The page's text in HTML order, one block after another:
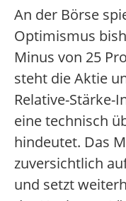
An der Börse
Optimismus
Minus von 25
steht die Aktie
Relative-Stärke-
eine technisch
hindeutet. Das
zuversichtlich
und setzt